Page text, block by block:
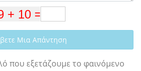
Μια Απάντηση
που εξετάζουμε το φαινόμενο